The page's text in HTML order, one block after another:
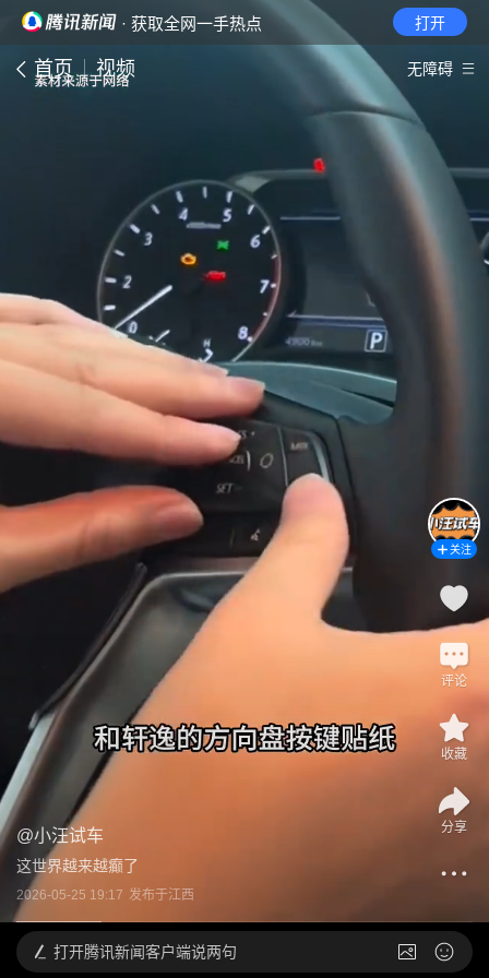
· 获取全网一手热点 打开
首页 视频 无障碍
@小汪试车
这世界越来越癫了
2026-05-25 19:17 发布于江西
关注
评论
收藏
分享
打开腾讯新闻客户端说两句